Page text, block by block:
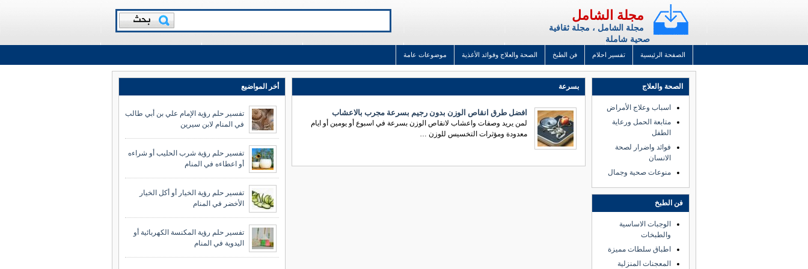
مجلة الشامل
مجلة الشامل ، مجلة ثقافية
صحية شاملة
الصفحة الرئيسية تفسير احلام فن الطبخ الصحة والعلاج وفوائد الأغذية موضوعات عامة
بسرعة
افضل طرق انقاص الوزن بدون رجيم بسرعة مجرب بالاعشاب
لمن يريد وصفات واعشاب لانقاص الوزن بسرعة في اسبوع أو يومين أو ايام
معدودة ومؤثرات التخسيس للوزن …
الصحة والعلاج
اسباب وعلاج الأمراض
متابعة الحمل ورعاية
الطفل
فوائد واضرار لصحة
الانسان
منوعات صحية وجمال
فن الطبخ
الوجبات الاساسية
والطبخات
اطباق سلطات مميزة
المعجنات المنزلية
أخر المواضيع
تفسير حلم رؤية الإمام علي بن أبي طالب
في المنام لابن سيرين
تفسير حلم رؤية شرب الحليب أو شراءه
أو اعطاءه في المنام
تفسير حلم رؤية الخيار أو أكل الخيار
الأخضر في المنام
تفسير حلم رؤية المكنسة الكهربائية أو
اليدوية في المنام